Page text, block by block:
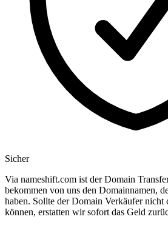
Sicher
Via nameshift.com ist der Domain
bekommen von uns den Domainnamen,
haben. Sollte der Domain Verkäufer nicht
können, erstatten wir sofort das Geld